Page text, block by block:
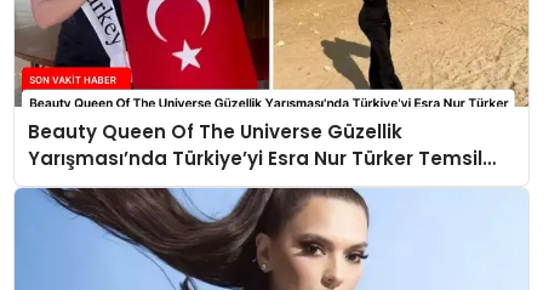
Beauty Queen Of The Universe Güzellik
Yarışması’nda Türkiye’yi Esra Nur Türker Temsil
Edecek